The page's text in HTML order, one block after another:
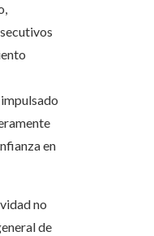
en
no
de